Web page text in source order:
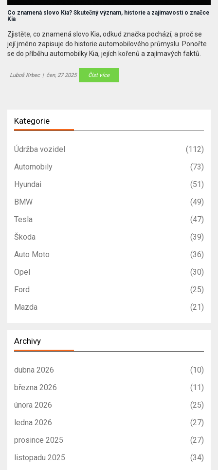
Co znamená slovo Kia? Skutečný význam, historie a zajímavosti o značce
Kia
Zjistěte, co znamená slovo Kia, odkud značka pochází, a proč se
její jméno zapisuje do historie automobilového průmyslu. Ponořte
se do příběhu automobilky Kia, jejích kořenů a zajímavých faktů.
Luboš Krbec | čen, 27 2025 Číst více
Kategorie
Údržba vozidel
(112)
Automobily
(73)
Hyundai
(51)
BMW
(49)
Tesla
(47)
Škoda
(39)
Auto Moto
(36)
Opel
(30)
Ford
(25)
Mazda
(21)
Archivy
dubna 2026
(10)
března 2026
(11)
února 2026
(25)
ledna 2026
(27)
prosince 2025
(27)
listopadu 2025
(34)